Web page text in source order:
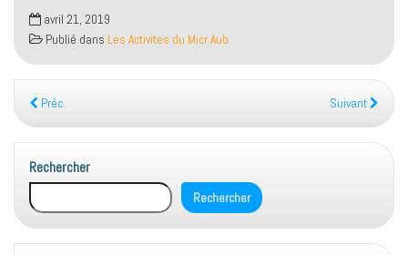
avril 21, 2019
Publié dans Les Activites du Micr Aub
Préc. Suivant
Rechercher
Rechercher